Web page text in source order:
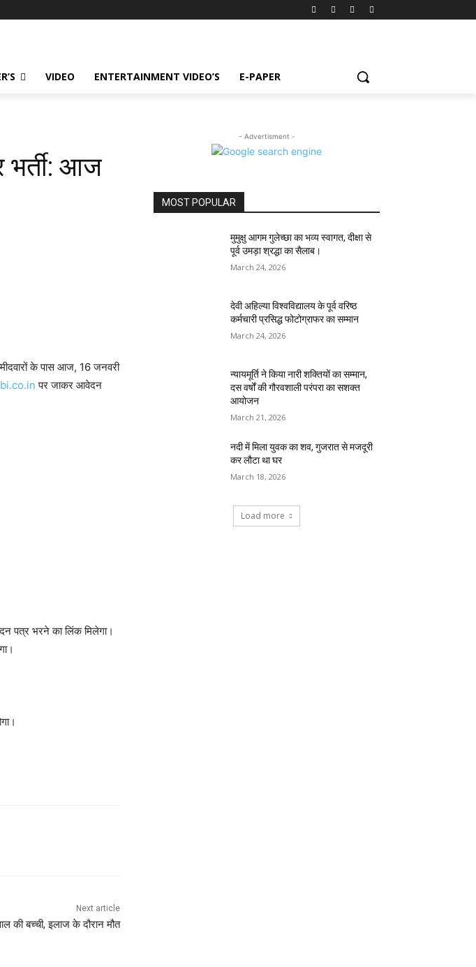
VIDEO ENTERTAINMENT VIDEO’S E-PAPER
भर्ती: आज
के पास आज, 16 जनवरी
पर जाकर आवेदन
पत्र भरने का लिंक मिलेगा।
Next article
की बच्ची, इलाज के दौरान मौत
- Advertisment -
MOST POPULAR
मुमुक्षु आगम गुलेच्छा का भव्य स्वागत, दीक्षा से
पूर्व उमड़ा श्रद्धा का सैलाब।
March 24, 2026
देवी अहिल्या विश्वविद्यालय के पूर्व वरिष्ठ
कर्मचारी प्रसिद्ध फोटोग्राफर का सम्मान
March 24, 2026
न्यायमूर्ति ने किया नारी शक्तियों का सम्मान,
दस वर्षों की गौरवशाली परंपरा का सशक्त
आयोजन
March 21, 2026
नदी में मिला युवक का शव, गुजरात से मजदूरी
कर लौटा था घर
March 18, 2026
Load more